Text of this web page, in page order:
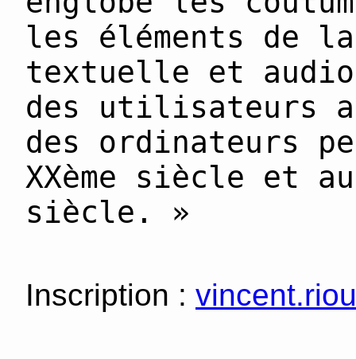
les éléments de
textuelle et
des utilisateurs
des ordinateurs
XXème siècle et
siècle. »
Inscription :